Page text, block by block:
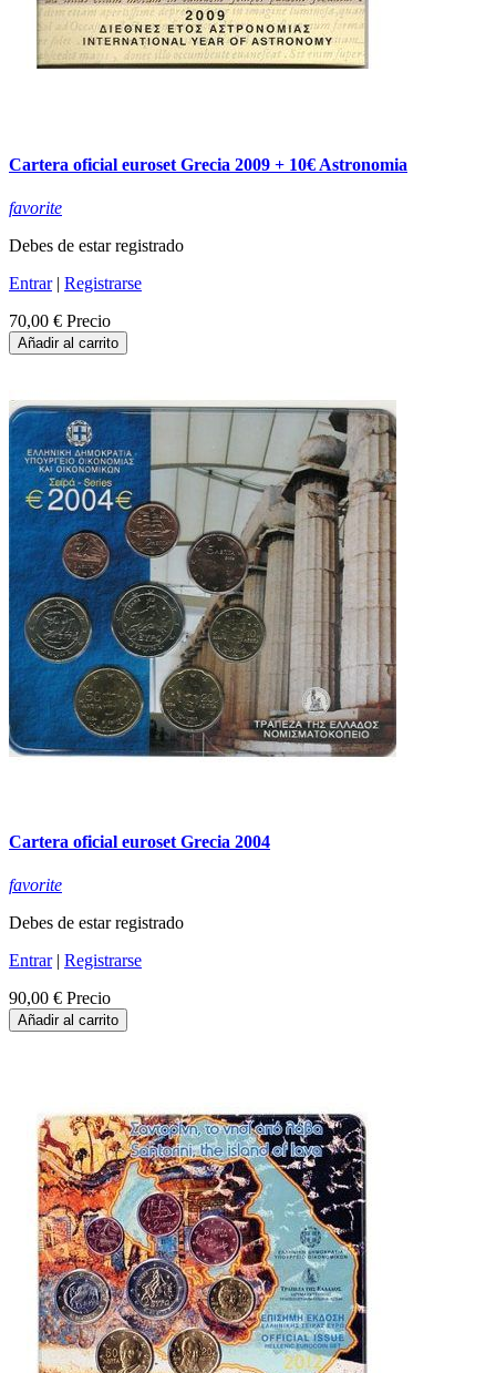
Cartera oficial euroset Grecia 2009 + 10€ Astronomia
favorite
Debes de estar registrado
Entrar| Registrarse
70,00 € Precio
Añadir al carrito
Cartera oficial euroset Grecia 2004
favorite
Debes de estar registrado
Entrar| Registrarse
90,00 € Precio
Añadir al carrito